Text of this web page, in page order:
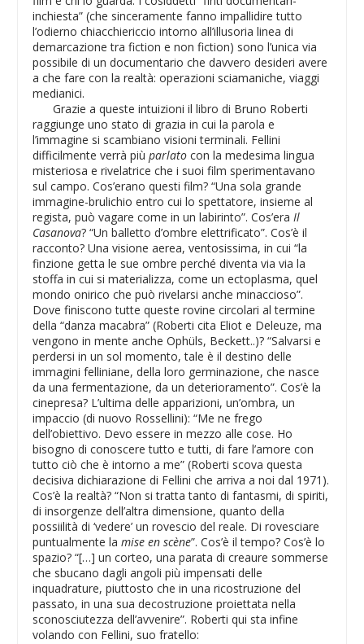
inchiesta” (che sinceramente fanno impallidire tutto
l’odierno chiacchiericcio intorno all’illusoria linea di
demarcazione tra fiction e non fiction) sono l’unica via
possibile di un documentario che davvero desideri avere
a che fare con la realtà: operazioni sciamaniche, viaggi
medianici.
Grazie a queste intuizioni il libro di Bruno Roberti
raggiunge uno stato di grazia in cui la parola e
l’immagine si scambiano visioni terminali. Fellini
difficilmente verrà piùparlato con la medesima lingua
misteriosa e rivelatrice che i suoi film sperimentavano
sul campo. Cos’erano questi film? “Una sola grande
immagine-brulichio entro cui lo spettatore, insieme al
regista, può vagare come in un labirinto”. Cos’eraIl
Casanova? “Un balletto d’ombre elettrificato”. Cos’è il
racconto? Una visione aerea, ventosissima, in cui “la
finzione getta le sue ombre perché diventa via via la
stoffa in cui si materializza, come un ectoplasma, quel
mondo onirico che può rivelarsi anche minaccioso”.
Dove finiscono tutte queste rovine circolari al termine
della “danza macabra” (Roberti cita Eliot e Deleuze, ma
vengono in mente anche Ophüls, Beckett..)? “Salvarsi e
perdersi in un sol momento, tale è il destino delle
immagini felliniane, della loro germinazione, che nasce
da una fermentazione, da un deterioramento”. Cos’è la
cinepresa? L’ultima delle apparizioni, un’ombra, un
impaccio (di nuovo Rossellini): “Me ne frego
dell’obiettivo. Devo essere in mezzo alle cose. Ho
bisogno di conoscere tutto e tutti, di fare l’amore con
tutto ciò che è intorno a me” (Roberti scova questa
decisiva dichiarazione di Fellini che arriva a noi dal 1971).
Cos’è la realtà? “Non si tratta tanto di fantasmi, di spiriti,
di insorgenze dell’altra dimensione, quanto della
possiilità di ‘vedere’ un rovescio del reale. Di rovesciare
puntualmente lamise en scène”. Cos’è il tempo? Cos’è lo
spazio? “[…] un corteo, una parata di creaure sommerse
che sbucano dagli angoli più impensati delle
inquadrature, piuttosto che in una ricostruzione del
passato, in una sua decostruzione proiettata nella
sconosciutezza dell’avvenire”. Roberti qui sta infine
volando con Fellini, suo fratello: